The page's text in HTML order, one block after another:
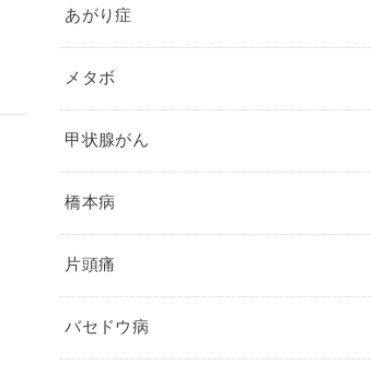
あがり症
メタボ
甲状腺がん
橋本病
片頭痛
バセドウ病